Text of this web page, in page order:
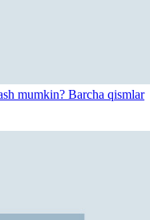
mumkin? Barcha qismlar